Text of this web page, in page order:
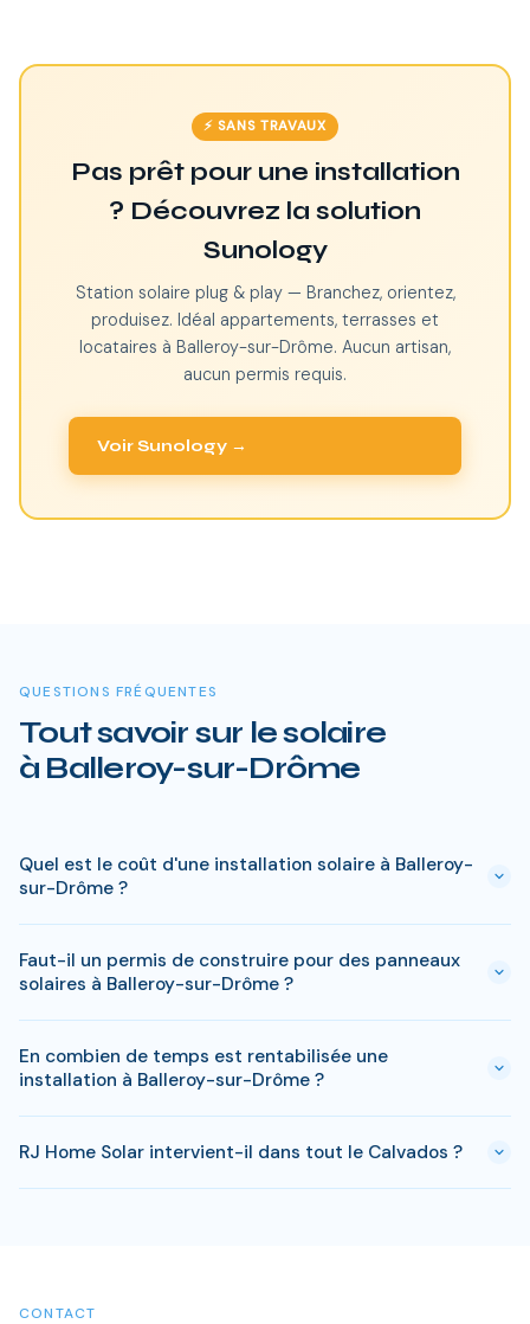
⚡ SANS TRAVAUX
Pas prêt pour une installation
? Découvrez la solution
Sunology
Station solaire plug & play — Branchez, orientez,
produisez. Idéal appartements, terrasses et
locataires à Balleroy-sur-Drôme. Aucun artisan,
aucun permis requis.
Voir Sunology →
QUESTIONS FRÉQUENTES
Tout savoir sur le solaire
à Balleroy-sur-Drôme
Quel est le coût d'une installation solaire à Balleroy-
sur-Drôme ?
à 9 kWc). Après les aides disponibles en Calvados
(MaPrimeRénov', prime autoconsommation, TVA réduite), le
reste à charge peut descendre sous 4 000 € pour une
installation standard de 3 kWc.
Faut-il un permis de construire pour des panneaux
solaires à Balleroy-sur-Drôme ?
à Balleroy-sur-Drôme. Si votre bien est classé ou en zone
protégée en Calvados, des règles spécifiques peuvent
s'appliquer. RJ Home Solar gère toutes ces démarches sans
surcoût.
En combien de temps est rentabilisée une
installation à Balleroy-sur-Drôme ?
investissement est atteint en 8-10 ans pour une installation
standard. L'electricite produite est ensuite quasi gratuite
RJ Home Solar intervient-il dans tout le Calvados ?
CONTACT